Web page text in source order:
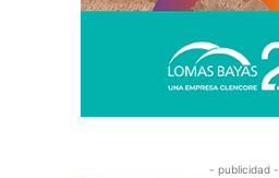
- publicidad -